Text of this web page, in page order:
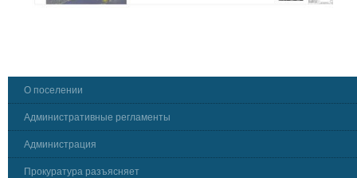
О поселении
Административные регламенты
Администрация
Прокуратура разъясняет